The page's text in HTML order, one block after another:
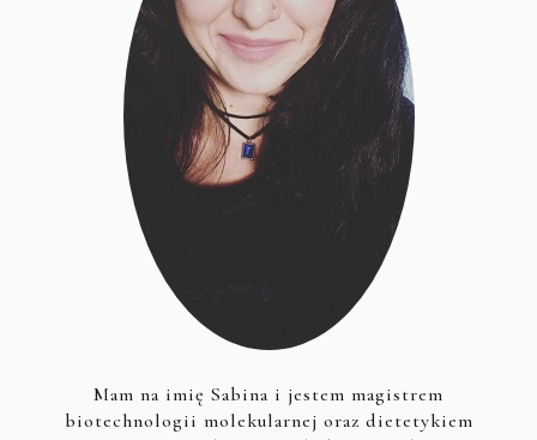
Mam na imię Sabina i jestem magistrem
biotechnologii molekularnej oraz dietetykiem